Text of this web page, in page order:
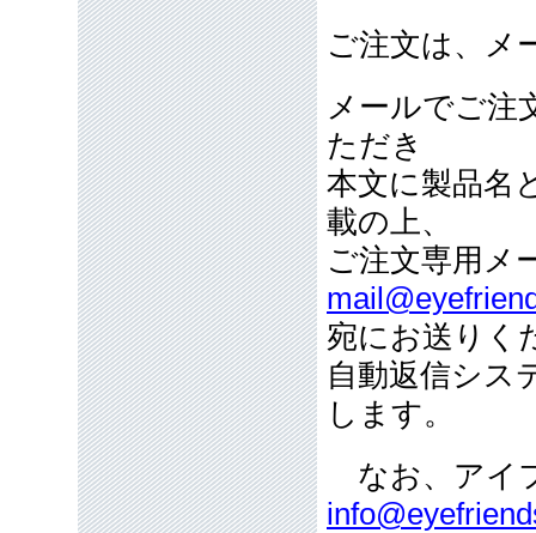
ご注文は、メ
メールでご注
ただき
本文に製品名
載の上、
ご注文専用
宛にお送りく
自動返信シス
します。
なお、アイ